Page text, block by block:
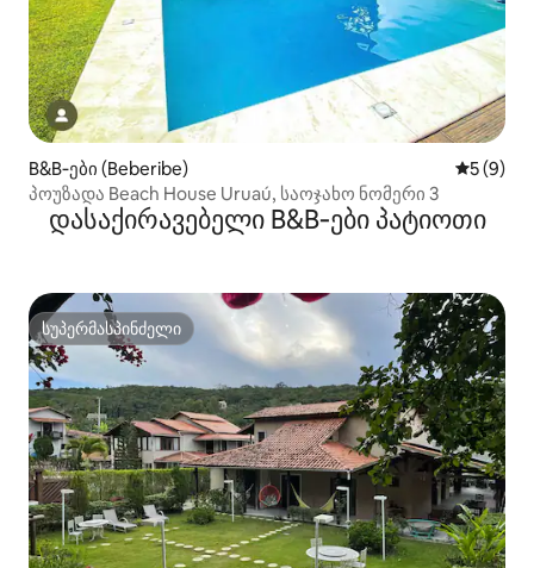
B&B‑ები (Beberibe) საშუალო
5 (9)
პოუზადა Beach House Uruaú, საოჯახო ნომერი 3
დასაქირავებელი B&B‑ები პატიოთი
სუპერმასპინძელი
სუპერმასპინძელი